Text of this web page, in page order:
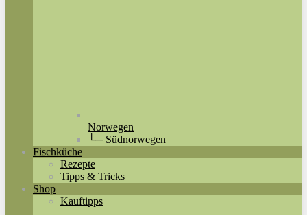
Norwegen
└─ Südnorwegen
Fischküche
Rezepte
Tipps & Tricks
Shop
Kauftipps